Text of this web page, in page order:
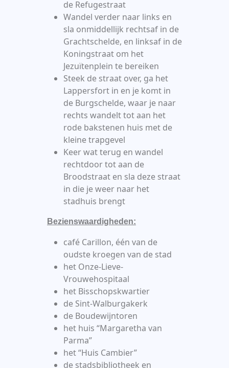
de Refugestraat
Wandel verder naar links en
sla onmiddellijk rechtsaf in de
Grachtschelde, en linksaf in de
Koningstraat om het
Jezuïtenplein te bereiken
Steek de straat over, ga het
Lappersfort in en je komt in
de Burgschelde, waar je naar
rechts wandelt tot aan het
rode bakstenen huis met de
kleine trapgevel
Keer wat terug en wandel
rechtdoor tot aan de
Broodstraat en sla deze straat
in die je weer naar het
stadhuis brengt
Bezienswaardigheden:
café Carillon, één van de
oudste kroegen van de stad
het Onze-Lieve-
Vrouwehospitaal
het Bisschopskwartier
de Sint-Walburgakerk
de Boudewijntoren
het huis “Margaretha van
Parma”
het “Huis Cambier”
de stadsbibliotheek en